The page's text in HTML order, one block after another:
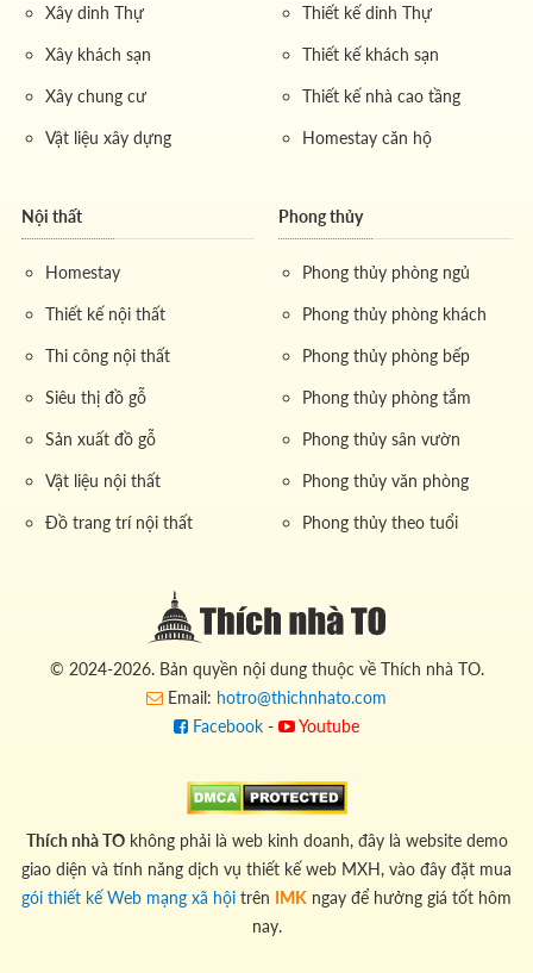
Xây dinh Thự
Xây khách sạn
Xây chung cư
Vật liệu xây dựng
Thiết kế dinh Thự
Thiết kế khách sạn
Thiết kế nhà cao tầng
Homestay căn hộ
Nội thất
Homestay
Thiết kế nội thất
Thi công nội thất
Siêu thị đồ gỗ
Sản xuất đồ gỗ
Vật liệu nội thất
Đồ trang trí nội thất
Phong thủy
Phong thủy phòng ngủ
Phong thủy phòng khách
Phong thủy phòng bếp
Phong thủy phòng tắm
Phong thủy sân vườn
Phong thủy văn phòng
Phong thủy theo tuổi
© 2024-2026. Bản quyền nội dung thuộc về Thích nhà TO.
Email: hotro@thichnhato.com
Facebook - Youtube
Thích nhà TOkhông phải là web kinh doanh, đây là website demo
giao diện và tính năng dịch vụ thiết kế web MXH, vào đây đặt mua
gói thiết kế Web mạng xã hội trên IMK ngay để hưởng giá tốt hôm
nay.